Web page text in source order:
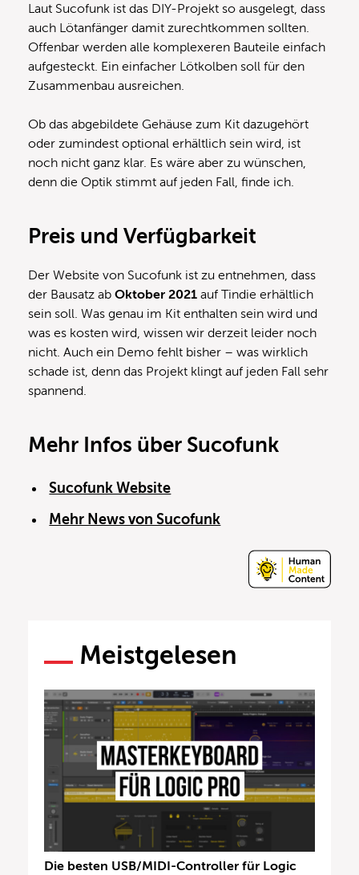
Laut Sucofunk ist das DIY-Projekt so ausgelegt, dass
auch Lötanfänger damit zurechtkommen sollten.
Offenbar werden alle komplexeren Bauteile einfach
aufgesteckt. Ein einfacher Lötkolben soll für den
Zusammenbau ausreichen.
Ob das abgebildete Gehäuse zum Kit dazugehört
oder zumindest optional erhältlich sein wird, ist
noch nicht ganz klar. Es wäre aber zu wünschen,
denn die Optik stimmt auf jeden Fall, finde ich.
Preis und Verfügbarkeit
Der Website von Sucofunk ist zu entnehmen, dass
der Bausatz ab Oktober 2021 auf Tindie erhältlich
sein soll. Was genau im Kit enthalten sein wird und
was es kosten wird, wissen wir derzeit leider noch
nicht. Auch ein Demo fehlt bisher – was wirklich
schade ist, denn das Projekt klingt auf jeden Fall sehr
spannend.
Mehr Infos über Sucofunk
Sucofunk Website
Mehr News von Sucofunk
Meistgelesen
Die besten USB/MIDI-Controller für Logic